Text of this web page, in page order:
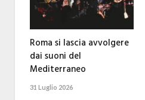
Roma si lascia avvolgere
dai suoni del
Mediterraneo
31 Luglio 2026